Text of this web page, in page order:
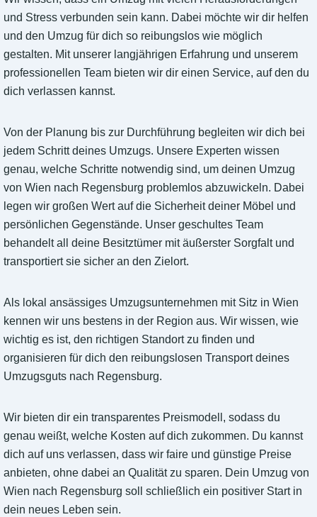
und Stress verbunden sein kann. Dabei möchte wir dir helfen
und den Umzug für dich so reibungslos wie möglich
gestalten. Mit unserer langjährigen Erfahrung und unserem
professionellen Team bieten wir dir einen Service, auf den du
dich verlassen kannst.
Von der Planung bis zur Durchführung begleiten wir dich bei
jedem Schritt deines Umzugs. Unsere Experten wissen
genau, welche Schritte notwendig sind, um deinen Umzug
von Wien nach Regensburg problemlos abzuwickeln. Dabei
legen wir großen Wert auf die Sicherheit deiner Möbel und
persönlichen Gegenstände. Unser geschultes Team
behandelt all deine Besitztümer mit äußerster Sorgfalt und
transportiert sie sicher an den Zielort.
Als lokal ansässiges Umzugsunternehmen mit Sitz in Wien
kennen wir uns bestens in der Region aus. Wir wissen, wie
wichtig es ist, den richtigen Standort zu finden und
organisieren für dich den reibungslosen Transport deines
Umzugsguts nach Regensburg.
Wir bieten dir ein transparentes Preismodell, sodass du
genau weißt, welche Kosten auf dich zukommen. Du kannst
dich auf uns verlassen, dass wir faire und günstige Preise
anbieten, ohne dabei an Qualität zu sparen. Dein Umzug von
Wien nach Regensburg soll schließlich ein positiver Start in
dein neues Leben sein.